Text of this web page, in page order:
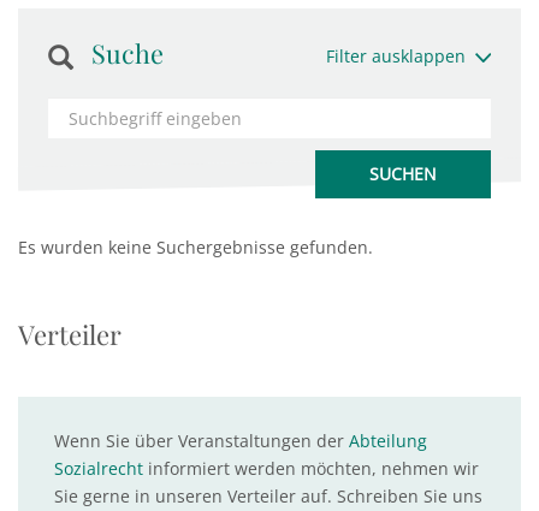
Suche Filter ausklappen
Es wurden keine Suchergebnisse gefunden.
Verteiler
Wenn Sie über Veranstaltungen der Abteilung
Sozialrecht informiert werden möchten, nehmen wir
Sie gerne in unseren Verteiler auf. Schreiben Sie uns